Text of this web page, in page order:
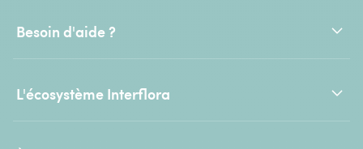
Besoin d'aide ?
L'écosystème Interflora